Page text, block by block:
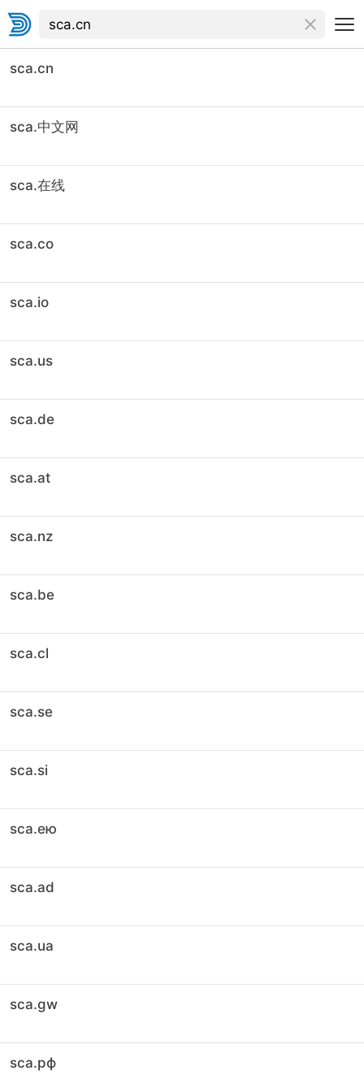
sca.cn
sca.中文网
sca.在线
sca.co
sca.io
sca.us
sca.de
sca.at
sca.nz
sca.be
sca.cl
sca.se
sca.si
sca.ею
sca.ad
sca.ua
sca.gw
sca.рф